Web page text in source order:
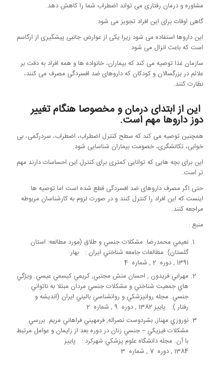
مشاوره و درمان رفتاری می تواند اضطراب شما را کاهش دهد.
گاهی اوقات برای این افراد تجویز می شود.
این داروها استفاده می شود زیرا یکی از عوارض جانبی پیشگیری از ارگاسم
است که باعث انزال می شود.
سازمان غذا توصیه می کند که بیماران، خانواده ها و همه افراد به دقت بر
علائم در بزرگسالان و کودکان که داروهای ضد افسردگی مصرف می کنند،
نظارت کنند.
این از ابتدای درمان و مخصوصا هنگام تغییر
دوز داروها مهم است.
همچنین توصیه می کند که سطح کنترل اضطراب، اضطراب، سردرگمی، بی
خوابی، تکانشگری، خصومت بیماران شناسایی شود.
این برای بچه هایی که توانایی کمتری برای کنترل این احساسات دارند مهم
تر است.
حتی اگر مصرف داروهای ضد افسردگی قطع شده است اما توصیه ها
اینست که این افراد را کنترل کنند و در صورت لزوم به کارشناسان مربوطه
مراجعه کنند.
منبع :
نعيمي محمدرضا. مشکلات جنسي و طلاق (مورد مطالعه: استان
گلستان). مطالعات جامعه شناختي ايران : بهار
1391 , دوره 2 , شماره 4
مهرابي فريدون , احسان منش مجتبي, كريمي كيسمي عيسي. ويژگي
هاي جمعيت شناختي و مشكلات جنسي مردان مبتلا به ناتواني
جنسي. مجله روانپزشكي و روانشناسي باليني ايران (انديشه و
رفتار ): پاييز 1382 , دوره 9 , شماره 2
نوروزي مهناز, بشردوست نصراله, فرمهيني فراهاني مريم. بررسي
مشكلات فيزيكي – جنسي زنان در دوره بعد از زايمان و عوامل مرتبط
با آن. مجله دانشگاه علوم پزشکي شهرکرد : پاییز
1384 , دوره 7 , شماره 3